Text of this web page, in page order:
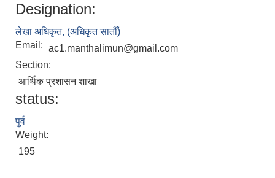
Designation:
लेखा अधिकृत, (अधिकृत सातौँ)
Email: ac1.manthalimun@gmail.com
Section:
आर्थिक प्रशासन शाखा
status:
पुर्व
Weight:
195